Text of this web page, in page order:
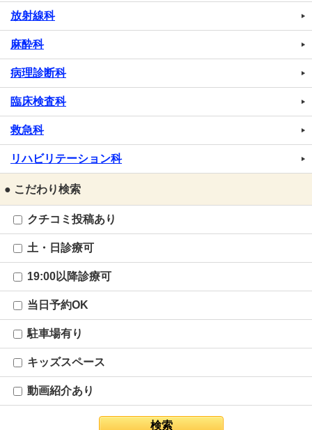
放射線科
麻酔科
病理診断科
臨床検査科
救急科
リハビリテーション科
● こだわり検索
クチコミ投稿あり
土・日診療可
19:00以降診療可
当日予約OK
駐車場有り
キッズスペース
動画紹介あり